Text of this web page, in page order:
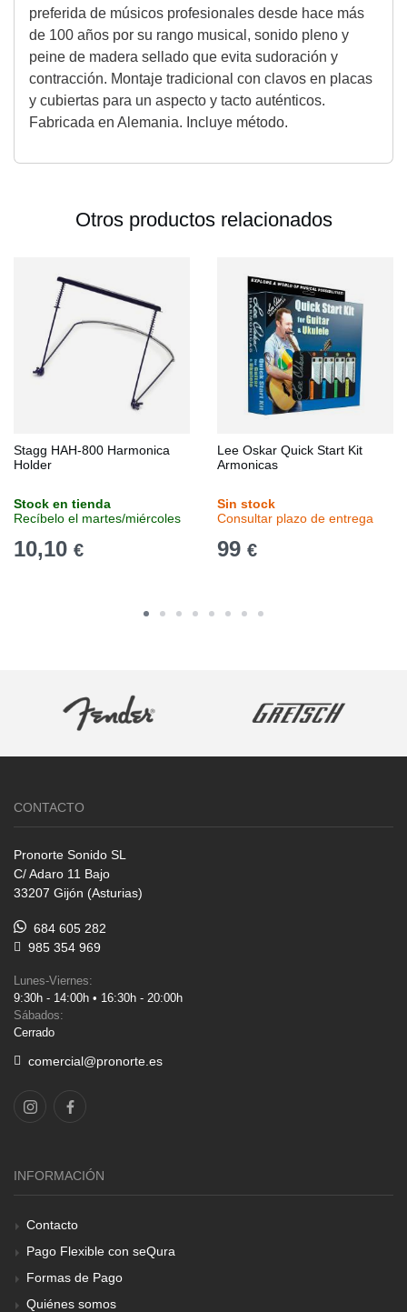
preferida de músicos profesionales desde hace más
de 100 años por su rango musical, sonido pleno y
peine de madera sellado que evita sudoración y
contracción. Montaje tradicional con clavos en placas
y cubiertas para un aspecto y tacto auténticos.
Fabricada en Alemania. Incluye método.
Otros productos relacionados
Stagg HAH-800 Harmonica
Holder
Stock en tienda
Recíbelo el martes/miércoles
10,10 €
Lee Oskar Quick Start Kit
Armonicas
Sin stock
Consultar plazo de entrega
99 €
CONTACTO
Pronorte Sonido SL
C/ Adaro 11 Bajo
33207 Gijón (Asturias)
684 605 282
985 354 969
Lunes-Viernes:
9:30h - 14:00h • 16:30h - 20:00h
Sábados:
Cerrado
comercial@pronorte.es
INFORMACIÓN
Contacto
Pago Flexible con seQura
Formas de Pago
Quiénes somos